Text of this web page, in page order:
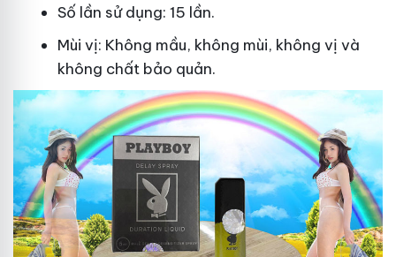
Số lần sử dụng: 15 lần.
Mùi vị: Không mầu, không mùi, không vị và
không chất bảo quản.